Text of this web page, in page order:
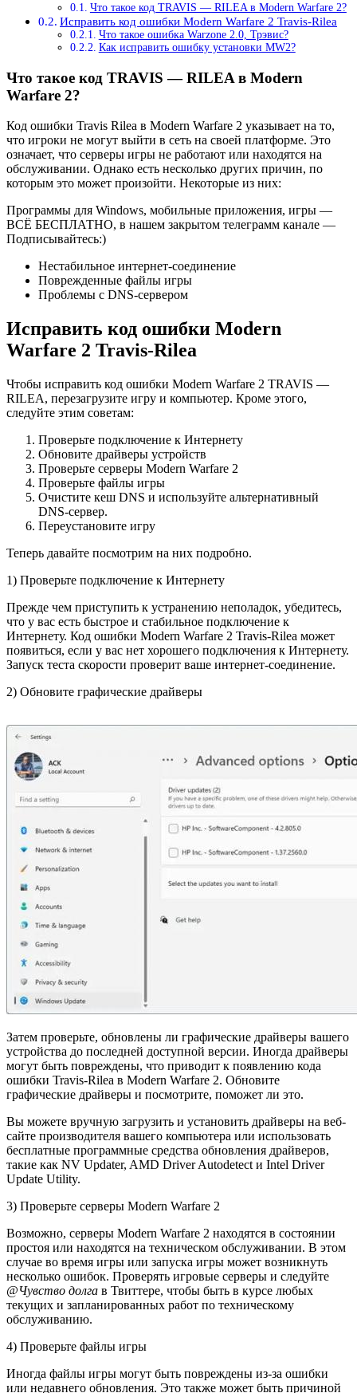
Что такое код TRAVIS — RILEA в Modern Warfare 2?
Исправить код ошибки Modern Warfare 2 Travis-Rilea
Что такое ошибка Warzone 2.0, Трэвис?
Как исправить ошибку установки MW2?
Что такое код TRAVIS — RILEA в Modern
Warfare 2?
Код ошибки Travis Rilea в Modern Warfare 2 указывает на то,
что игроки не могут выйти в сеть на своей платформе. Это
означает, что серверы игры не работают или находятся на
обслуживании. Однако есть несколько других причин, по
которым это может произойти. Некоторые из них:
Программы для Windows, мобильные приложения, игры —
ВСЁ БЕСПЛАТНО, в нашем закрытом телеграмм канале —
Подписывайтесь:)
Нестабильное интернет-соединение
Поврежденные файлы игры
Проблемы с DNS-сервером
Исправить код ошибки Modern
Warfare 2 Travis-Rilea
Чтобы исправить код ошибки Modern Warfare 2 TRAVIS —
RILEA, перезагрузите игру и компьютер. Кроме этого,
следуйте этим советам:
Проверьте подключение к Интернету
Обновите драйверы устройств
Проверьте серверы Modern Warfare 2
Проверьте файлы игры
Очистите кеш DNS и используйте альтернативный
DNS-сервер.
Переустановите игру
Теперь давайте посмотрим на них подробно.
1) Проверьте подключение к Интернету
Прежде чем приступить к устранению неполадок, убедитесь,
что у вас есть быстрое и стабильное подключение к
Интернету. Код ошибки Modern Warfare 2 Travis-Rilea может
появиться, если у вас нет хорошего подключения к Интернету.
Запуск теста скорости проверит ваше интернет-соединение.
2) Обновите графические драйверы
Затем проверьте, обновлены ли графические драйверы вашего
устройства до последней доступной версии. Иногда драйверы
могут быть повреждены, что приводит к появлению кода
ошибки Travis-Rilea в Modern Warfare 2. Обновите
графические драйверы и посмотрите, поможет ли это.
Вы можете вручную загрузить и установить драйверы на веб-
сайте производителя вашего компьютера или использовать
бесплатные программные средства обновления драйверов,
такие как NV Updater, AMD Driver Autodetect и Intel Driver
Update Utility.
3) Проверьте серверы Modern Warfare 2
Возможно, серверы Modern Warfare 2 находятся в состоянии
простоя или находятся на техническом обслуживании. В этом
случае во время игры или запуска игры может возникнуть
несколько ошибок. Проверять игровые серверы и следуйте
@Чувство долга в Твиттере, чтобы быть в курсе любых
текущих и запланированных работ по техническому
обслуживанию.
4) Проверьте файлы игры
Иногда файлы игры могут быть повреждены из-за ошибки
или недавнего обновления. Это также может быть причиной